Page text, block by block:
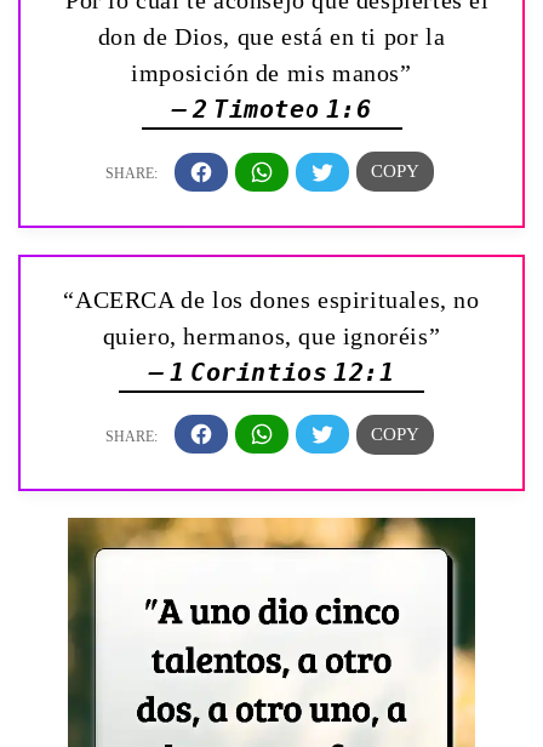
don de Dios, que está en ti por la
imposición de mis manos”
— 2 Timoteo 1:6
“ACERCA de los dones espirituales, no
quiero, hermanos, que ignoréis”
— 1 Corintios 12:1